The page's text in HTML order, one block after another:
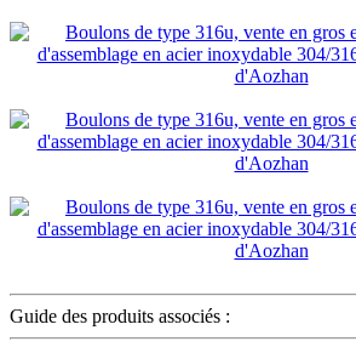
Guide des produits associés :